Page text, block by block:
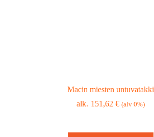
Macin miesten untuvatakki
151,62€ (alv 0%)